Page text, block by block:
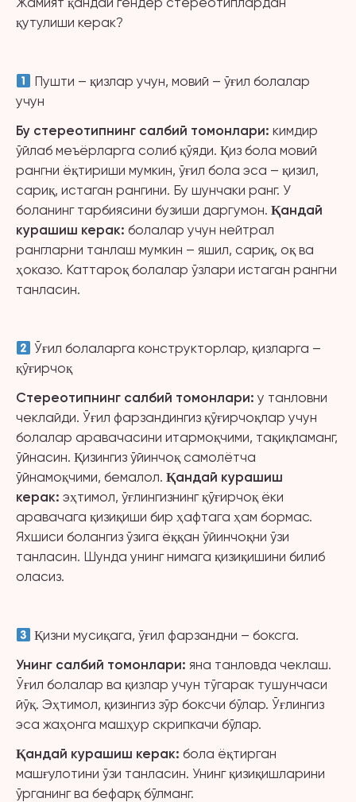
қутулиши керак?
Пушти – қизлар учун, мовий – ўғил болалар
учун
Бу стереотипнинг салбий томонлари: кимдир
ўйлаб меъёрларга солиб қўяди. Қиз бола мовий
рангни ёқтириши мумкин, ўғил бола эса – қизил,
сариқ, истаган рангини. Бу шунчаки ранг. У
боланинг тарбиясини бузиши даргумон. Қандай
курашиш керак: болалар учун нейтрал
рангларни танлаш мумкин – яшил, сариқ, оқ ва
ҳоказо. Каттароқ болалар ўзлари истаган рангни
танласин.
Ўғил болаларга конструкторлар, қизларга –
қўғирчоқ
Стереотипнинг салбий томонлари: у танловни
чеклайди. Ўғил фарзандингиз қўғирчоқлар учун
болалар аравачасини итармоқчими, тақиқламанг,
ўйнасин. Қизингиз ўйинчоқ самолётча
ўйнамоқчими, бемалол. Қандай курашиш
керак: эҳтимол, ўғлингизнинг қўғирчоқ ёки
аравачага қизиқиши бир ҳафтага ҳам бормас.
Яхшиси болангиз ўзига ёққан ўйинчоқни ўзи
танласин. Шунда унинг нимага қизиқишини билиб
оласиз.
Қизни мусиқага, ўғил фарзандни – боксга.
Унинг салбий томонлари: яна танловда чеклаш.
Ўғил болалар ва қизлар учун тўгарак тушунчаси
йўқ. Эҳтимол, қизингиз зўр боксчи бўлар. Ўғлингиз
эса жаҳонга машҳур скрипкачи бўлар.
Қандай курашиш керак: бола ёқтирган
машғулотини ўзи танласин. Унинг қизиқишларини
ўрганинг ва бефарқ бўлманг.